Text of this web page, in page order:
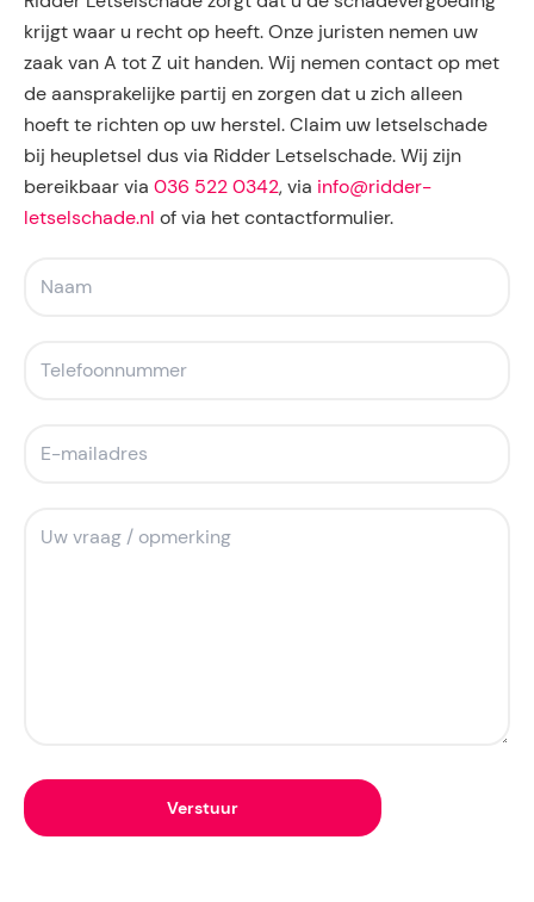
krijgt waar u recht op heeft. Onze juristen nemen uw
zaak van A tot Z uit handen. Wij nemen contact op met
de aansprakelijke partij en zorgen dat u zich alleen
hoeft te richten op uw herstel. Claim uw letselschade
bij heupletsel dus via Ridder Letselschade. Wij zijn
bereikbaar via 036 522 0342, via info@ridder-
letselschade.nl of via het contactformulier.